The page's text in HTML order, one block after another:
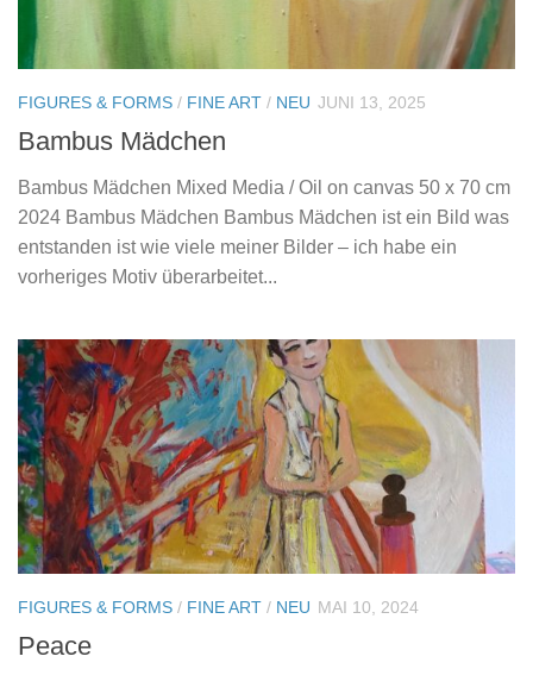
FIGURES & FORMS / FINE ART / NEU JUNI 13, 2025
Bambus Mädchen
Bambus Mädchen Mixed Media / Oil on canvas 50 x 70 cm
2024 Bambus Mädchen Bambus Mädchen ist ein Bild was
entstanden ist wie viele meiner Bilder – ich habe ein
vorheriges Motiv überarbeitet...
FIGURES & FORMS / FINE ART / NEU MAI 10, 2024
Peace